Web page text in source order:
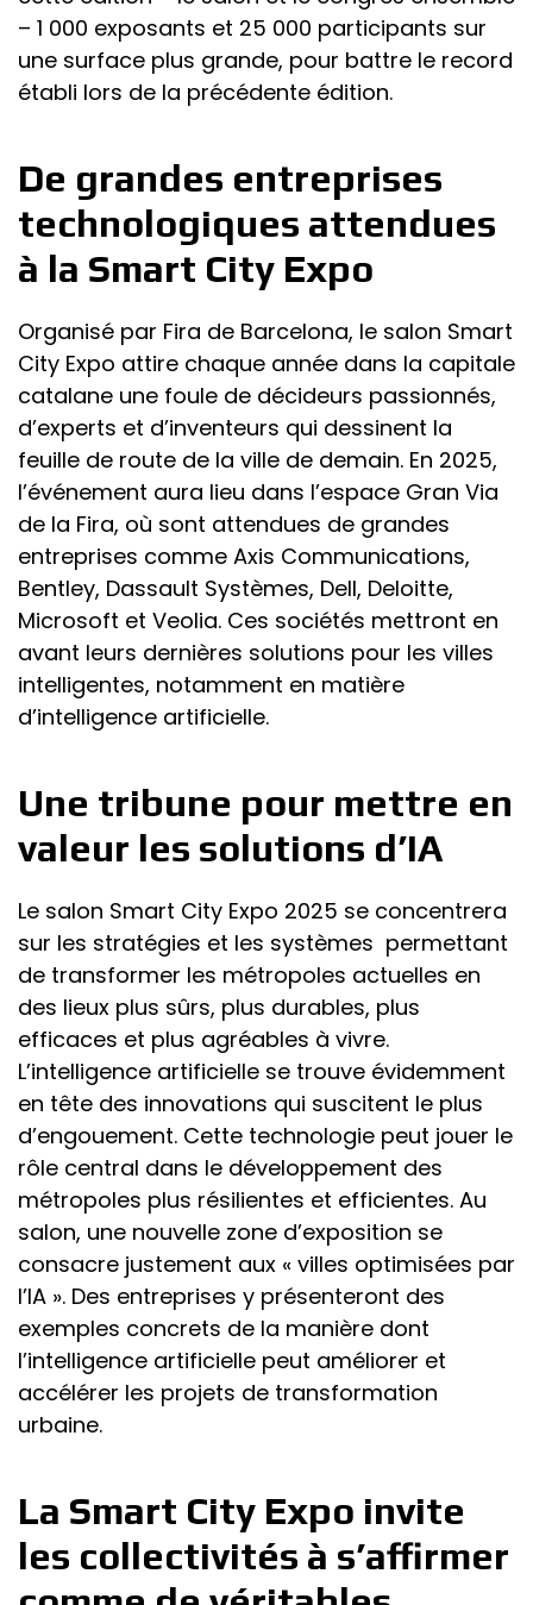
– 1 000 exposants et 25 000 participants sur
une surface plus grande, pour battre le record
établi lors de la précédente édition.
De grandes entreprises
technologiques attendues
à la Smart City Expo
Organisé par Fira de Barcelona, le salon Smart
City Expo attire chaque année dans la capitale
catalane une foule de décideurs passionnés,
d’experts et d’inventeurs qui dessinent la
feuille de route de la ville de demain. En 2025,
l’événement aura lieu dans l’espace Gran Via
de la Fira, où sont attendues de grandes
entreprises comme Axis Communications,
Bentley, Dassault Systèmes, Dell, Deloitte,
Microsoft et Veolia. Ces sociétés mettront en
avant leurs dernières solutions pour les villes
intelligentes, notamment en matière
d’intelligence artificielle.
Une tribune pour mettre en
valeur les solutions d’IA
Le salon Smart City Expo 2025 se concentrera
sur les stratégies et les systèmes permettant
de transformer les métropoles actuelles en
des lieux plus sûrs, plus durables, plus
efficaces et plus agréables à vivre.
L’intelligence artificielle se trouve évidemment
en tête des innovations qui suscitent le plus
d’engouement. Cette technologie peut jouer le
rôle central dans le développement des
métropoles plus résilientes et efficientes. Au
salon, une nouvelle zone d’exposition se
consacre justement aux « villes optimisées par
l’IA ». Des entreprises y présenteront des
exemples concrets de la manière dont
l’intelligence artificielle peut améliorer et
accélérer les projets de transformation
urbaine.
La Smart City Expo invite
les collectivités à s’affirmer